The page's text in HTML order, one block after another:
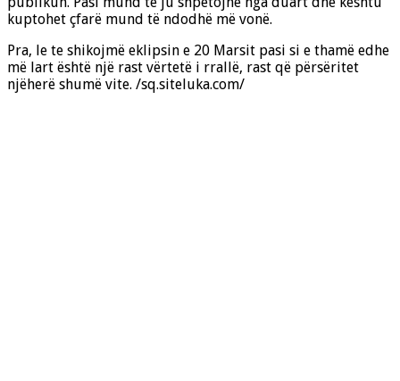
kuptohet çfarë mund të ndodhë më vonë.
Pra, le te shikojmë eklipsin e 20 Marsit pasi si e thamë edhe
më lart është një rast vërtetë i rrallë, rast që përsëritet
njëherë shumë vite. /sq.siteluka.com/